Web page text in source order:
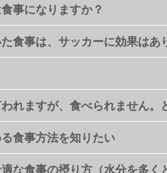
事になりますか？
食事は、サッカーに効果はあ
れますが、食べられません
食事方法を知りたい
な食事の摂り方（水分を多